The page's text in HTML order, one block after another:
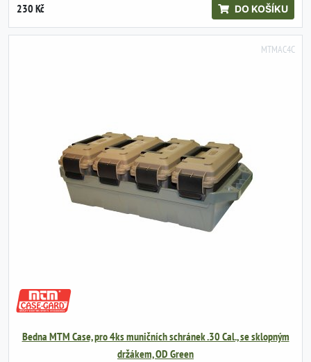
230 Kč DO KOŠÍKU
MTMAC4C
Bedna MTM Case, pro 4ks muničních schránek .30 Cal., se sklopným
držákem, OD Green